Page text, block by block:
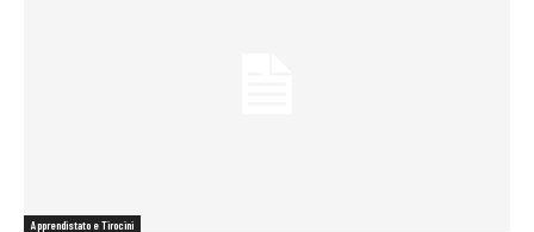
Apprendistato e Tirocini